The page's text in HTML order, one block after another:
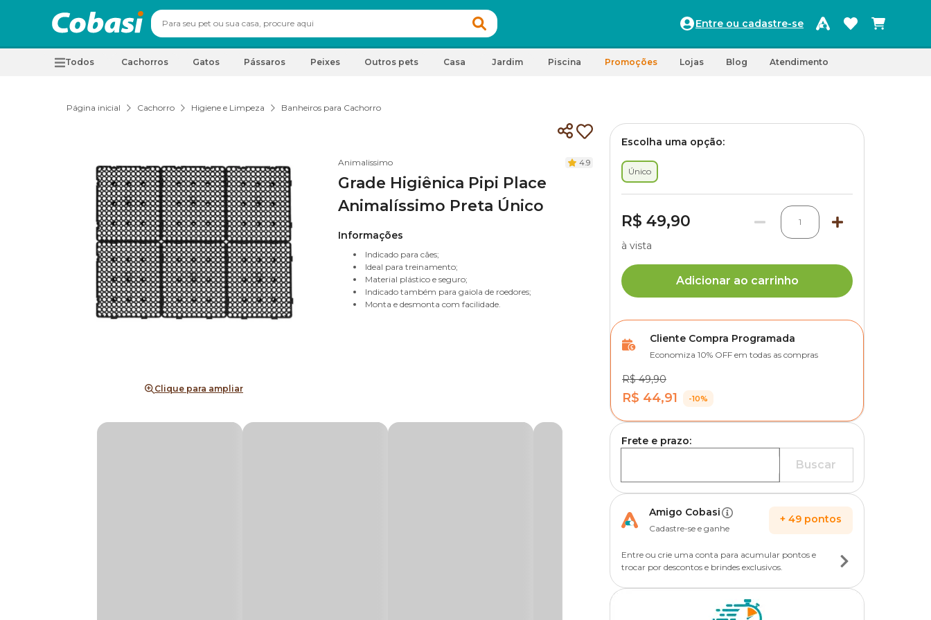
Entre ou cadastre-se
Todos Cachorros Gatos Pássaros Peixes Outros pets Casa Jardim Piscina Promoções Lojas Blog Atendimento
Página inicial Cachorro Higiene e Limpeza Banheiros para Cachorro
Clique para ampliar
Animalissimo 4.9
Grade Higiênica Pipi Place
Animalíssimo Preta Único
Informações
Indicado para cães;
Ideal para treinamento;
Material plástico e seguro;
Indicado também para gaiola de roedores;
Monta e desmonta com facilidade.
Escolha uma opção:
Único
R$ 49,90 1
à vista
Adicionar ao carrinho
Cliente Compra Programada
Economiza 10% OFF em todas as compras
R$ 49,90
R$ 44,91 -10%
Frete e prazo:
Buscar
Amigo Cobasi
Cadastre-se e ganhe
+ 49 pontos
Entre ou crie uma conta para acumular pontos e
trocar por descontos e brindes exclusivos.